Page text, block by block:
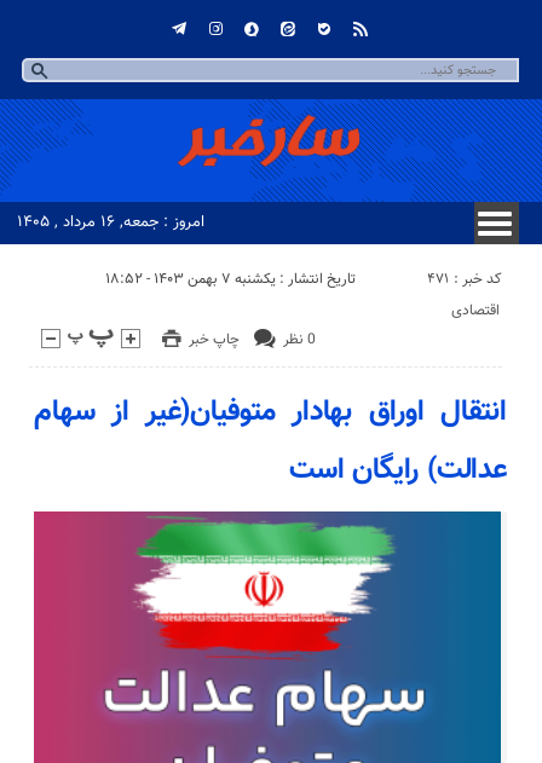
امروز : جمعه, ۱۶ مرداد , ۱۴۰۵
کد خبر : 471 تاریخ انتشار : یکشنبه ۷ بهمن ۱۴۰۳ - ۱۸:۵۲
چاپ خبر 0 نظر
اقتصادی
انتقال اوراق بهادار متوفیان(غیر از سهام
عدالت) رایگان است